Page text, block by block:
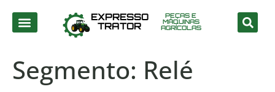
EXPRESSO
TRATOR
PEÇAS E
MÁQUINAS
AGRÍCOLAS
Segmento: Relé